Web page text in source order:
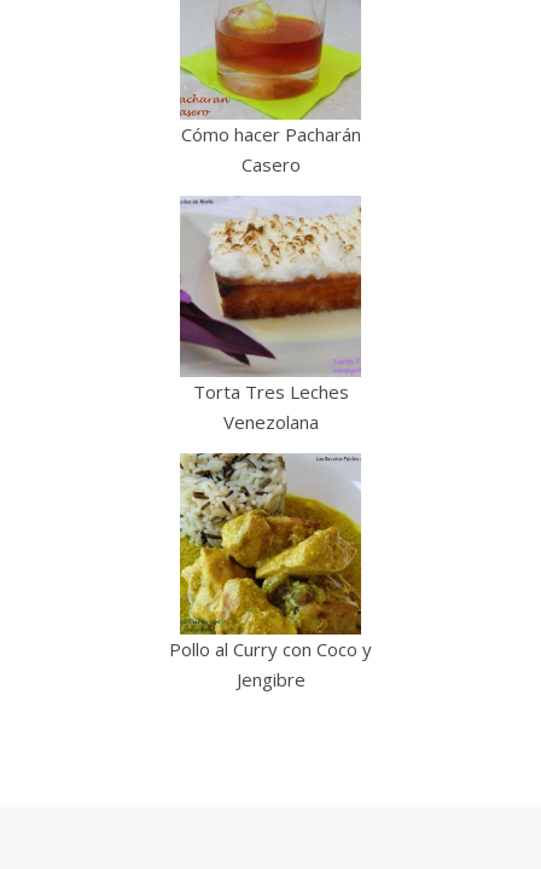
Cómo hacer Pacharán
Casero
Torta Tres Leches
Venezolana
Pollo al Curry con Coco y
Jengibre